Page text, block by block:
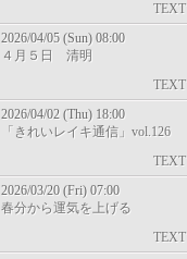
TEXT
2026/04/05 (Sun) 08:00
４月５日 清明
TEXT
2026/04/02 (Thu) 18:00
「きれいレイキ通信」vol.126
TEXT
2026/03/20 (Fri) 07:00
春分から運気を上げる
TEXT